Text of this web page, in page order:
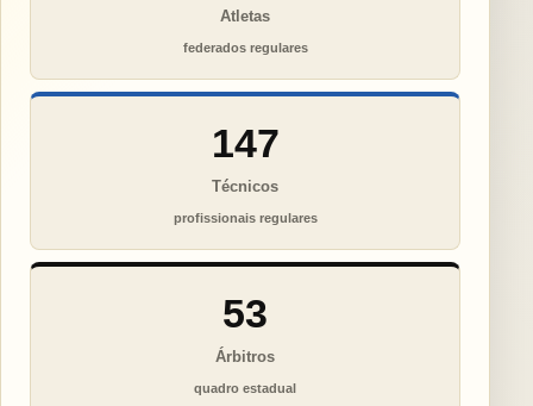
Atletas
federados regulares
147
Técnicos
profissionais regulares
53
Árbitros
quadro estadual